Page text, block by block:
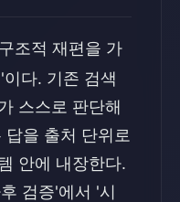
조적 재편을 가
다. 기존 검색
스스로 판단해
을 출처 단위로
안에 내장한다.
검증'에서 '시